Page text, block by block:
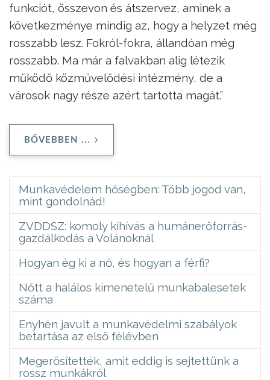
funkciót, összevon és átszervez, aminek a
következménye mindig az, hogy a helyzet még
rosszabb lesz. Fokról-fokra, állandóan még
rosszabb. Ma már a falvakban alig létezik
működő közművelődési intézmény, de a
városok nagy része azért tartotta magát.”
BŐVEBBEN ...
Munkavédelem hőségben: Több jogod van,
mint gondolnád!
ZVDDSZ: komoly kihívás a humánerőforrás-
gazdálkodás a Volánoknál
Hogyan ég ki a nő, és hogyan a férfi?
Nőtt a halálos kimenetelű munkabalesetek
száma
Enyhén javult a munkavédelmi szabályok
betartása az első félévben
Megerősítették, amit eddig is sejtettünk a
rossz munkákról